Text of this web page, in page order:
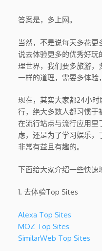
答案是，多上网。
当然，不是说每天多花
说去体验更多的优秀好玩
理世界，我们要多旅游，
一样的道理，需要多体验
现在，其实大家都24小
行，绝大多数人都习惯于
在流行站点与流行应用里
虑，还是为了学习娱乐，
非常有益且有趣的。
下面给大家介绍一些快速
1. 去体验Top Sites
Alexa Top Sites
MOZ Top Sites
SimilarWeb Top Sites